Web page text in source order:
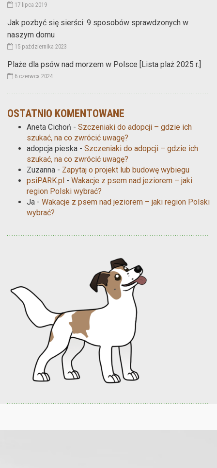
17 lipca 2019
Jak pozbyć się sierści: 9 sposobów sprawdzonych w
naszym domu
15 października 2023
Plaże dla psów nad morzem w Polsce [Lista plaż 2025 r.]
6 czerwca 2024
OSTATNIO KOMENTOWANE
Aneta Cichoń - Szczeniaki do adopcji – gdzie ich
szukać, na co zwrócić uwagę?
adopcja pieska - Szczeniaki do adopcji – gdzie ich
szukać, na co zwrócić uwagę?
Zuzanna - Zapytaj o projekt lub budowę wybiegu
psiPARK.pl - Wakacje z psem nad jeziorem – jaki
region Polski wybrać?
Ja - Wakacje z psem nad jeziorem – jaki region Polski
wybrać?